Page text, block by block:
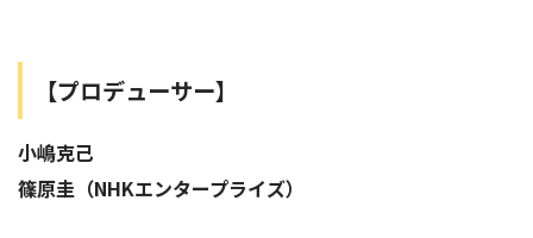
【プロデューサー】
小嶋克己
篠原圭（NHKエンタープライズ）